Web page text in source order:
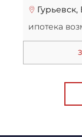
Гурьевск,
ипотека